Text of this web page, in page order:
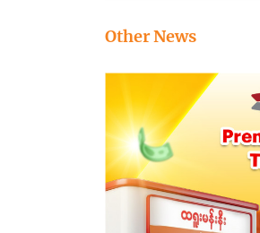
Other News